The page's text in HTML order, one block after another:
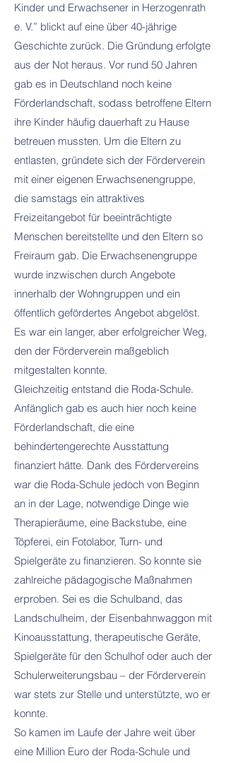
Kinder und Erwachsener in Herzogenrath
e. V.” blickt auf eine über 40-jährige
Geschichte zurück. Die Gründung erfolgte
aus der Not heraus. Vor rund 50 Jahren
gab es in Deutschland noch keine
Förderlandschaft, sodass betroffene Eltern
ihre Kinder häufig dauerhaft zu Hause
betreuen mussten. Um die Eltern zu
entlasten, gründete sich der Förderverein
mit einer eigenen Erwachsenengruppe,
die samstags ein attraktives
Freizeitangebot für beeinträchtigte
Menschen bereitstellte und den Eltern so
Freiraum gab. Die Erwachsenengruppe
wurde inzwischen durch Angebote
innerhalb der Wohngruppen und ein
öffentlich gefördertes Angebot abgelöst.
Es war ein langer, aber erfolgreicher Weg,
den der Förderverein maßgeblich
mitgestalten konnte.
Gleichzeitig entstand die Roda-Schule.
Anfänglich gab es auch hier noch keine
Förderlandschaft, die eine
behindertengerechte Ausstattung
finanziert hätte. Dank des Fördervereins
war die Roda-Schule jedoch von Beginn
an in der Lage, notwendige Dinge wie
Therapieräume, eine Backstube, eine
Töpferei, ein Fotolabor, Turn- und
Spielgeräte zu finanzieren. So konnte sie
zahlreiche pädagogische Maßnahmen
erproben. Sei es die Schulband, das
Landschulheim, der Eisenbahnwaggon mit
Kinoausstattung, therapeutische Geräte,
Spielgeräte für den Schulhof oder auch der
Schulerweiterungsbau – der Förderverein
war stets zur Stelle und unterstützte, wo er
konnte.
So kamen im Laufe der Jahre weit über
eine Million Euro der Roda-Schule und